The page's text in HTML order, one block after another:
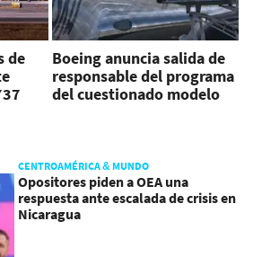
de
Boeing anuncia salida de
responsable del programa
del cuestionado modelo
CENTROAMÉRICA & MUNDO
Opositores piden a OEA una
respuesta ante escalada de crisis en
Nicaragua